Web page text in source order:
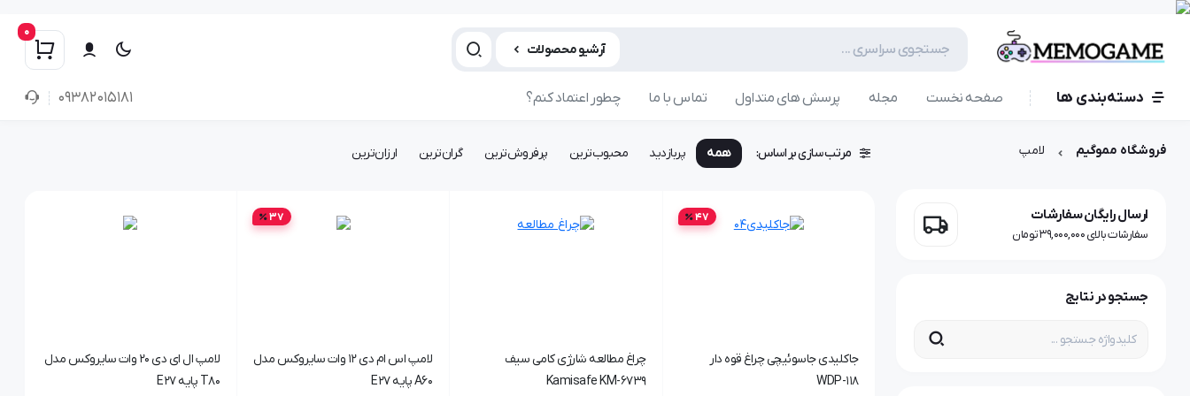
آرشیو محصولات
0
دسته‌بندی ها صفحه نخست مجله پرسش های متداول تماس با ما چطور اعتماد کنم؟ ۰۹۳۸۲۰۱۵۱۸۱
فروشگاه مموگیم لامپ
ارسال رایگان سفارشات
سفارشات بالای 39,000,000 تومان
جستجو در نتایج
مرتب سازی بر اساس: همه پربازدید محبوب‌ترین پرفروش‌ترین گران‌ترین ارزان‌ترین
جاکلیدی جاسوئیچی چراغ قوه دار
WDP-118
47
چراغ مطالعه شارژی کامی سیف
Kamisafe KM-6739
لامپ اس ام دی 12 وات سایروکس مدل
A60 پایه E27
37
لامپ ال ای دی 20 وات سایروکس مدل
T80 پایه E27